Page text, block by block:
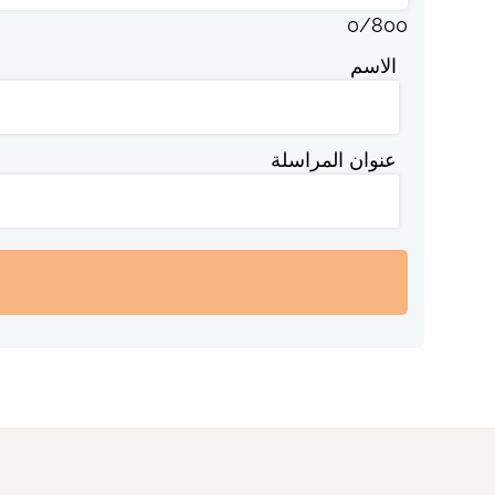
0/800
الاسم
عنوان المراسلة